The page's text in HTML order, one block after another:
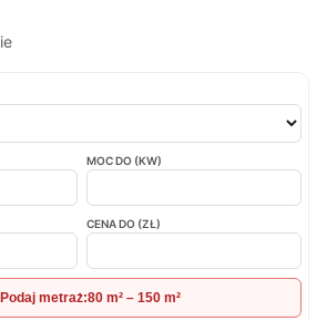
MOC DO (KW)
CENA DO (ZŁ)
Podaj metraż:80 m² – 150 m²